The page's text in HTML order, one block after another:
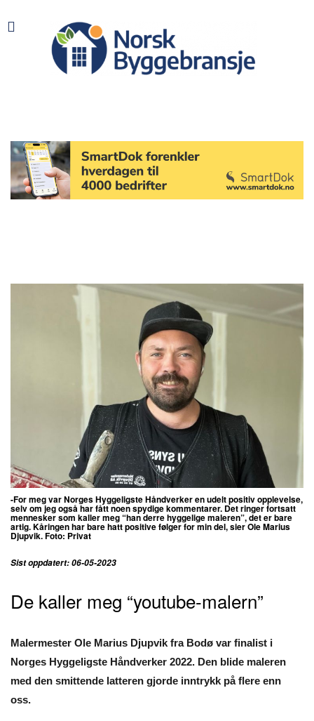
-For meg var Norges Hyggeligste Håndverker en udelt positiv opplevelse,
selv om jeg også har fått noen spydige kommentarer. Det ringer fortsatt
mennesker som kaller meg “han derre hyggelige maleren”, det er bare
artig. Kåringen har bare hatt positive følger for min del, sier Ole Marius
Djupvik. Foto: Privat
Sist oppdatert: 06-05-2023
De kaller meg “youtube-malern”
Malermester Ole Marius Djupvik fra Bodø var finalist i
Norges Hyggeligste Håndverker 2022. Den blide maleren
med den smittende latteren gjorde inntrykk på flere enn
oss.